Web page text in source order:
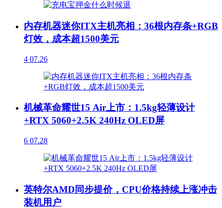
内存机器迷你ITX主机亮相：36根内存条+RGB
灯效，成本超1500美元
4 07.26
机械革命耀世15 Air上市：1.5kg轻薄设计
+RTX 5060+2.5K 240Hz OLED屏
6 07.28
英特尔AMD同步提价，CPU价格持续上涨冲击
装机用户